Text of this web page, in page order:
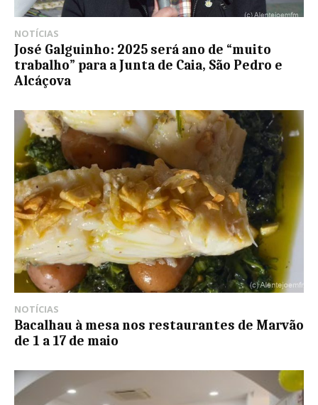
NOTÍCIAS
José Galguinho: 2025 será ano de “muito
trabalho” para a Junta de Caia, São Pedro e
Alcáçova
NOTÍCIAS
Bacalhau à mesa nos restaurantes de Marvão
de 1 a 17 de maio